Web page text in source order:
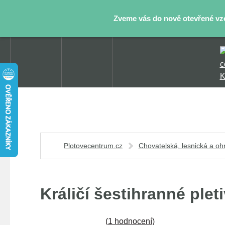
Zveme vás do nově otevřené
Plotovecentrum.cz Chovatelská, lesnická a
Králičí šestihranné
(1 hodnocení)